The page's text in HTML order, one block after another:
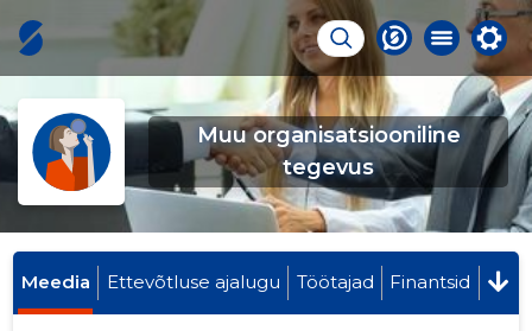
Muu organisatsiooniline
tegevus
Meedia Ettevõtluse ajalugu Töötajad Finantsid